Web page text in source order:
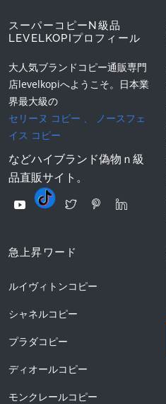
スーパーコピーN級品
LEVELKOPIプロフィール
大人気ブランドコピー通販専門
店levelkopiへようこそ。日本業
界最大級の
セリーヌ コピー 、
ノースフェ
イス コピー
などハイブランド偽物ｎ級
品直販サイト。
急上昇ワード
ルイヴィトンコピー
シャネルコピー
プラダコピー
ディオールコピー
モンクレールコピー